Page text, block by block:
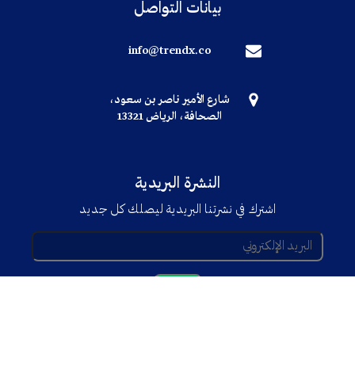
بيانات التواصل
info@trendx.co
شارع الأمير ناصر بن سعود،
الصحافة، الرياض 13321
النشرة البريدية
اشترك في نشرتنا البريدية ليصلك كل جديد